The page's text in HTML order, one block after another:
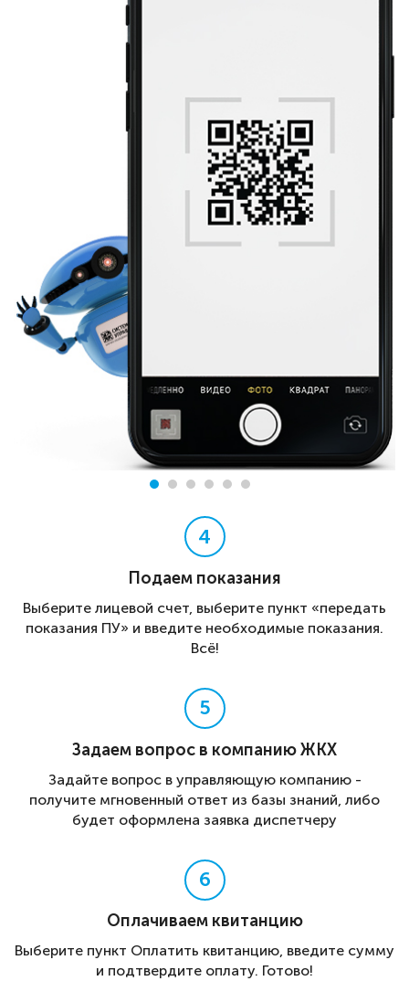
4
Подаем показания
Выберите лицевой счет, выберите пункт «передать
показания ПУ» и введите необходимые показания.
Всё!
5
Задаем вопрос в компанию ЖКХ
Задайте вопрос в управляющую компанию -
получите мгновенный ответ из базы знаний, либо
будет оформлена заявка диспетчеру
6
Оплачиваем квитанцию
Выберите пункт Оплатить квитанцию, введите сумму
и подтвердите оплату. Готово!